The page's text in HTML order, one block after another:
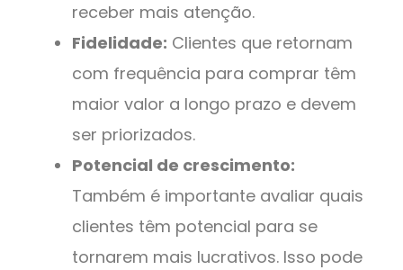
receber mais atenção.
Fidelidade: Clientes que retornam
com frequência para comprar têm
maior valor a longo prazo e devem
ser priorizados.
Potencial de crescimento:
Também é importante avaliar quais
clientes têm potencial para se
tornarem mais lucrativos. Isso pode